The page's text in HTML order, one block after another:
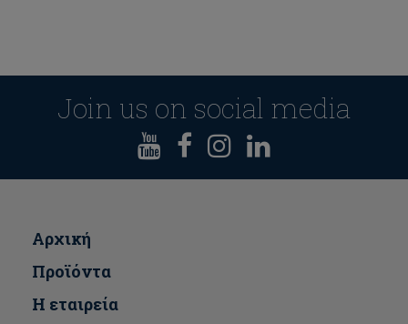
Join us on social media
Αρχική
Προϊόντα
Η εταιρεία